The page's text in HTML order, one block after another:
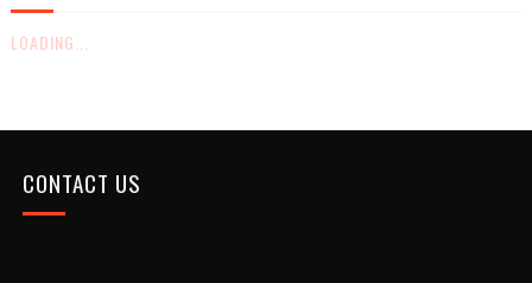
LOADING...
CONTACT US